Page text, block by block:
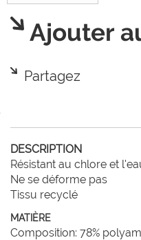
Ajouter
Partagez
DESCRIPTION
Résistant au chlore et
Ne se déforme pas
Tissu recyclé
MATIÈRE
Composition: 78%